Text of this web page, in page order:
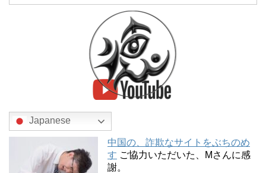
Japanese
中国の、詐欺なサイトをぶちのめ
す ご協力いただいた、Mさんに感
謝。